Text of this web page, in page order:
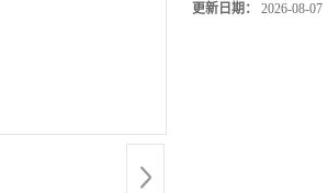
更新日期： 2026-08-07